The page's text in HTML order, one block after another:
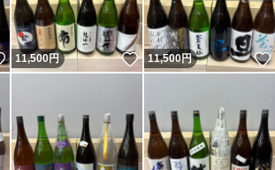
いいね！
11,500円 いいね！
11,500円